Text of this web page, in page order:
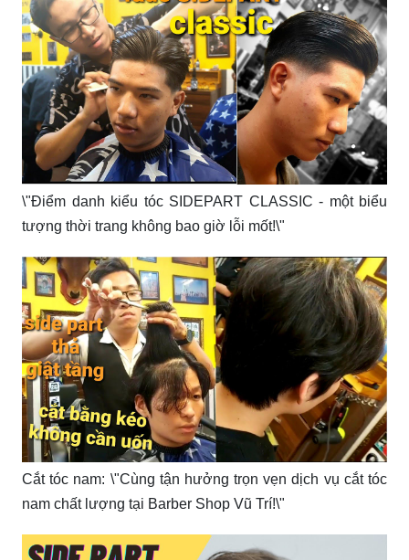
\"Điểm danh kiểu tóc SIDEPART CLASSIC - một biểu
tượng thời trang không bao giờ lỗi mốt!\"
Cắt tóc nam: \"Cùng tận hưởng trọn vẹn dịch vụ cắt tóc
nam chất lượng tại Barber Shop Vũ Trí!\"